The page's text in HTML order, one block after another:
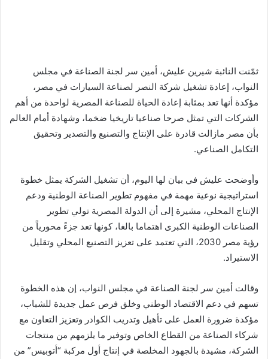
ثمّنت النائبة شيرين عليش، أمين سر لجنة الصناعة في مجلس
النواب، إعادة تشغيل شركة النصر لصناعة السيارات في مصر،
مؤكدة أنها تعد بمثابة إعادة الحياة للصناعة المصرية لواحدة من أهم
الشركات التي تمثل صرحا صناعيا تاريخيا ضخما، وشهادة أمام العالم
بأن مصر مازالت قادرة على الإنتاج والتصنيع والتصدير وتحقيق
التكامل الصناعي.
وأوضحت عليش في بيان لها اليوم، أن تشغيل الشركة يمثل خطوة
استراتيجية نوعية مهمة في مفهوم تطوير الصناعة الوطنية ودعم
الإنتاج المحلي، مشيرة إلى أن الدولة المصرية تولي تطوير
الصناعات الوطنية الكبرى اهتماما بالغا، كونها تعد جزءً محورياً من
رؤية مصر 2030، التي تعتمد على تعزيز التصنيع المحلي وتقليل
الاستيراد.
وقالت أمين سر لجنة الصناعة في مجلس النواب، إن هذه الخطوة
تسهم في دعم الاقتصاد الوطني وخلق فرص عمل جديدة للشباب،
مؤكدة ضرورة العمل على تأهيل وتدريب الكوادر وتعزيز التعاون مع
شركاء الصناعة من القطاع الخاص وتوفير ما يلزمهم من منتجات
الشركة، مشيدة بالجهود المخلصة في إنتاج أول مركبة “أتوبيس” من